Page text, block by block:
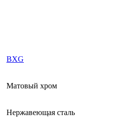
BXG
Матовый хром
Нержавеющая сталь